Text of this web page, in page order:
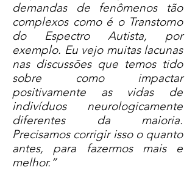
demandas de fenômenos tão
complexos como é o Transtorno
do Espectro Autista, por
exemplo. Eu vejo muitas lacunas
nas discussões que temos tido
sobre como impactar
positivamente as vidas de
indivíduos neurologicamente
diferentes da maioria.
Precisamos corrigir isso o quanto
antes, para fazermos mais e
melhor.”